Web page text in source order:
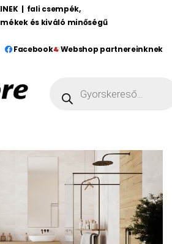
| fali csempék,
és kiváló minőségű
Facebook
Webshop partnereinknek